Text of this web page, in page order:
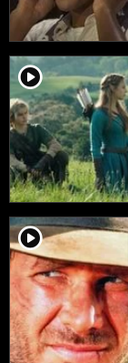
player2
player2